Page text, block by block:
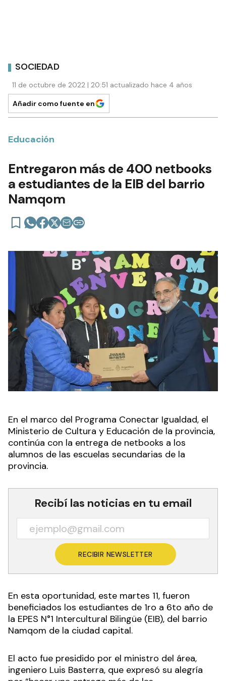
SOCIEDAD
11 de octubre de 2022 | 20:51 actualizado hace 4 años
Añadir como fuente en
Educación
Entregaron más de 400 netbooks
a estudiantes de la EIB del barrio
Namqom
En el marco del Programa Conectar Igualdad, el
Ministerio de Cultura y Educación de la provincia,
continúa con la entrega de netbooks a los
alumnos de las escuelas secundarias de la
provincia.
Recibí las noticias en tu email
RECIBIR NEWSLETTER
En esta oportunidad, este martes 11, fueron
beneficiados los estudiantes de 1ro a 6to año de
la EPES N°1 Intercultural Bilingüe (EIB), del barrio
Namqom de la ciudad capital.
El acto fue presidido por el ministro del área,
ingeniero Luis Basterra, que expresó su alegría